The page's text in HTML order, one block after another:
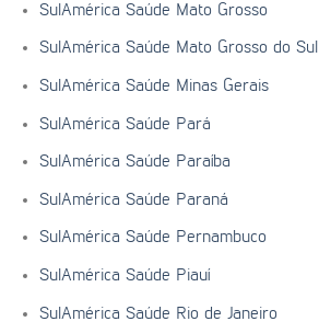
SulAmérica Saúde Mato Grosso
SulAmérica Saúde Mato Grosso do Sul
SulAmérica Saúde Minas Gerais
SulAmérica Saúde Pará
SulAmérica Saúde Paraíba
SulAmérica Saúde Paraná
SulAmérica Saúde Pernambuco
SulAmérica Saúde Piauí
SulAmérica Saúde Rio de Janeiro